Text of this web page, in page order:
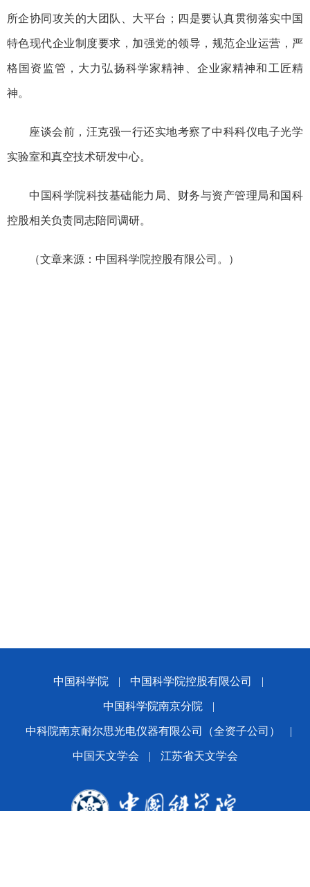
所企协同攻关的大团队、大平台；四是要认真贯彻落实中国
特色现代企业制度要求，加强党的领导，规范企业运营，严
格国资监管，大力弘扬科学家精神、企业家精神和工匠精
神。
座谈会前，汪克强一行还实地考察了中科科仪电子光学
实验室和真空技术研发中心。
中国科学院科技基础能力局、财务与资产管理局和国科
控股相关负责同志陪同调研。
（文章来源：中国科学院控股有限公司。）
中国科学院 | 中国科学院控股有限公司 |
中国科学院南京分院 |
中科院南京耐尔思光电仪器有限公司（全资子公司） |
中国天文学会 | 江苏省天文学会